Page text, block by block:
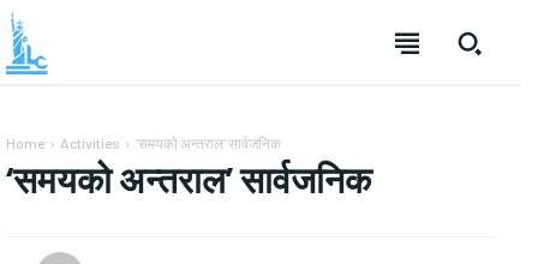
Home Activities ‘समयको अन्तराल’ सार्वजनिक
‘समयको अन्तराल’ सार्वजनिक